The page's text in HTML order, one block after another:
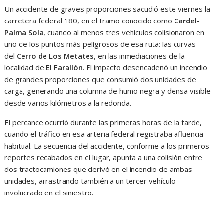
Un accidente de graves proporciones sacudió este viernes la
carretera federal 180, en el tramo conocido como Cardel-
Palma Sola, cuando al menos tres vehículos colisionaron en
uno de los puntos más peligrosos de esa ruta: las curvas
del Cerro de Los Metates, en las inmediaciones de la
localidad de El Farallón. El impacto desencadenó un incendio
de grandes proporciones que consumió dos unidades de
carga, generando una columna de humo negra y densa visible
desde varios kilómetros a la redonda.
El percance ocurrió durante las primeras horas de la tarde,
cuando el tráfico en esa arteria federal registraba afluencia
habitual. La secuencia del accidente, conforme a los primeros
reportes recabados en el lugar, apunta a una colisión entre
dos tractocamiones que derivó en el incendio de ambas
unidades, arrastrando también a un tercer vehículo
involucrado en el siniestro.